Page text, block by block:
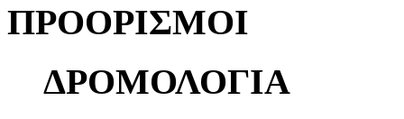
ΠΡΟΟΡΙΣΜΟΙ
ΔΡΟΜΟΛΟΓΙΑ